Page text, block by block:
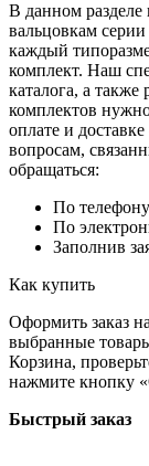
В данном
вальцовкам
каждый
комплект. Наш
каталога, а также
комплектов
оплате и
вопросам,
обращаться:
По
По
Заполнив
Как купить
Оформить заказ
выбранные
Корзина,
нажмите кнопку
Быстрый заказ